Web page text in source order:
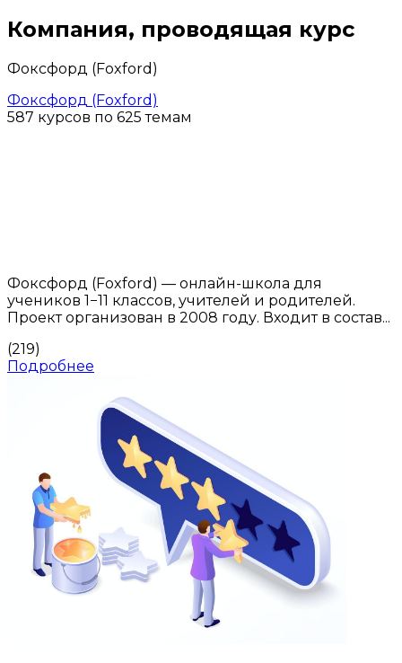
Компания, проводящая курс
Фоксфорд (Foxford)
Фоксфорд (Foxford)
587 курсов по 625 темам
Фоксфорд (Foxford) — онлайн-школа для
учеников 1−11 классов, учителей и родителей.
Проект организован в 2008 году. Входит в состав...
(219)
Подробнее